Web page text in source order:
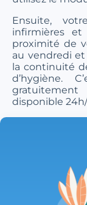
Ensuite,
infirmières
proximité de
au vendredi
la continuité
d’hygiène.
disponible